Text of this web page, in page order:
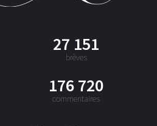
27 151
brèves
176 720
commentaires